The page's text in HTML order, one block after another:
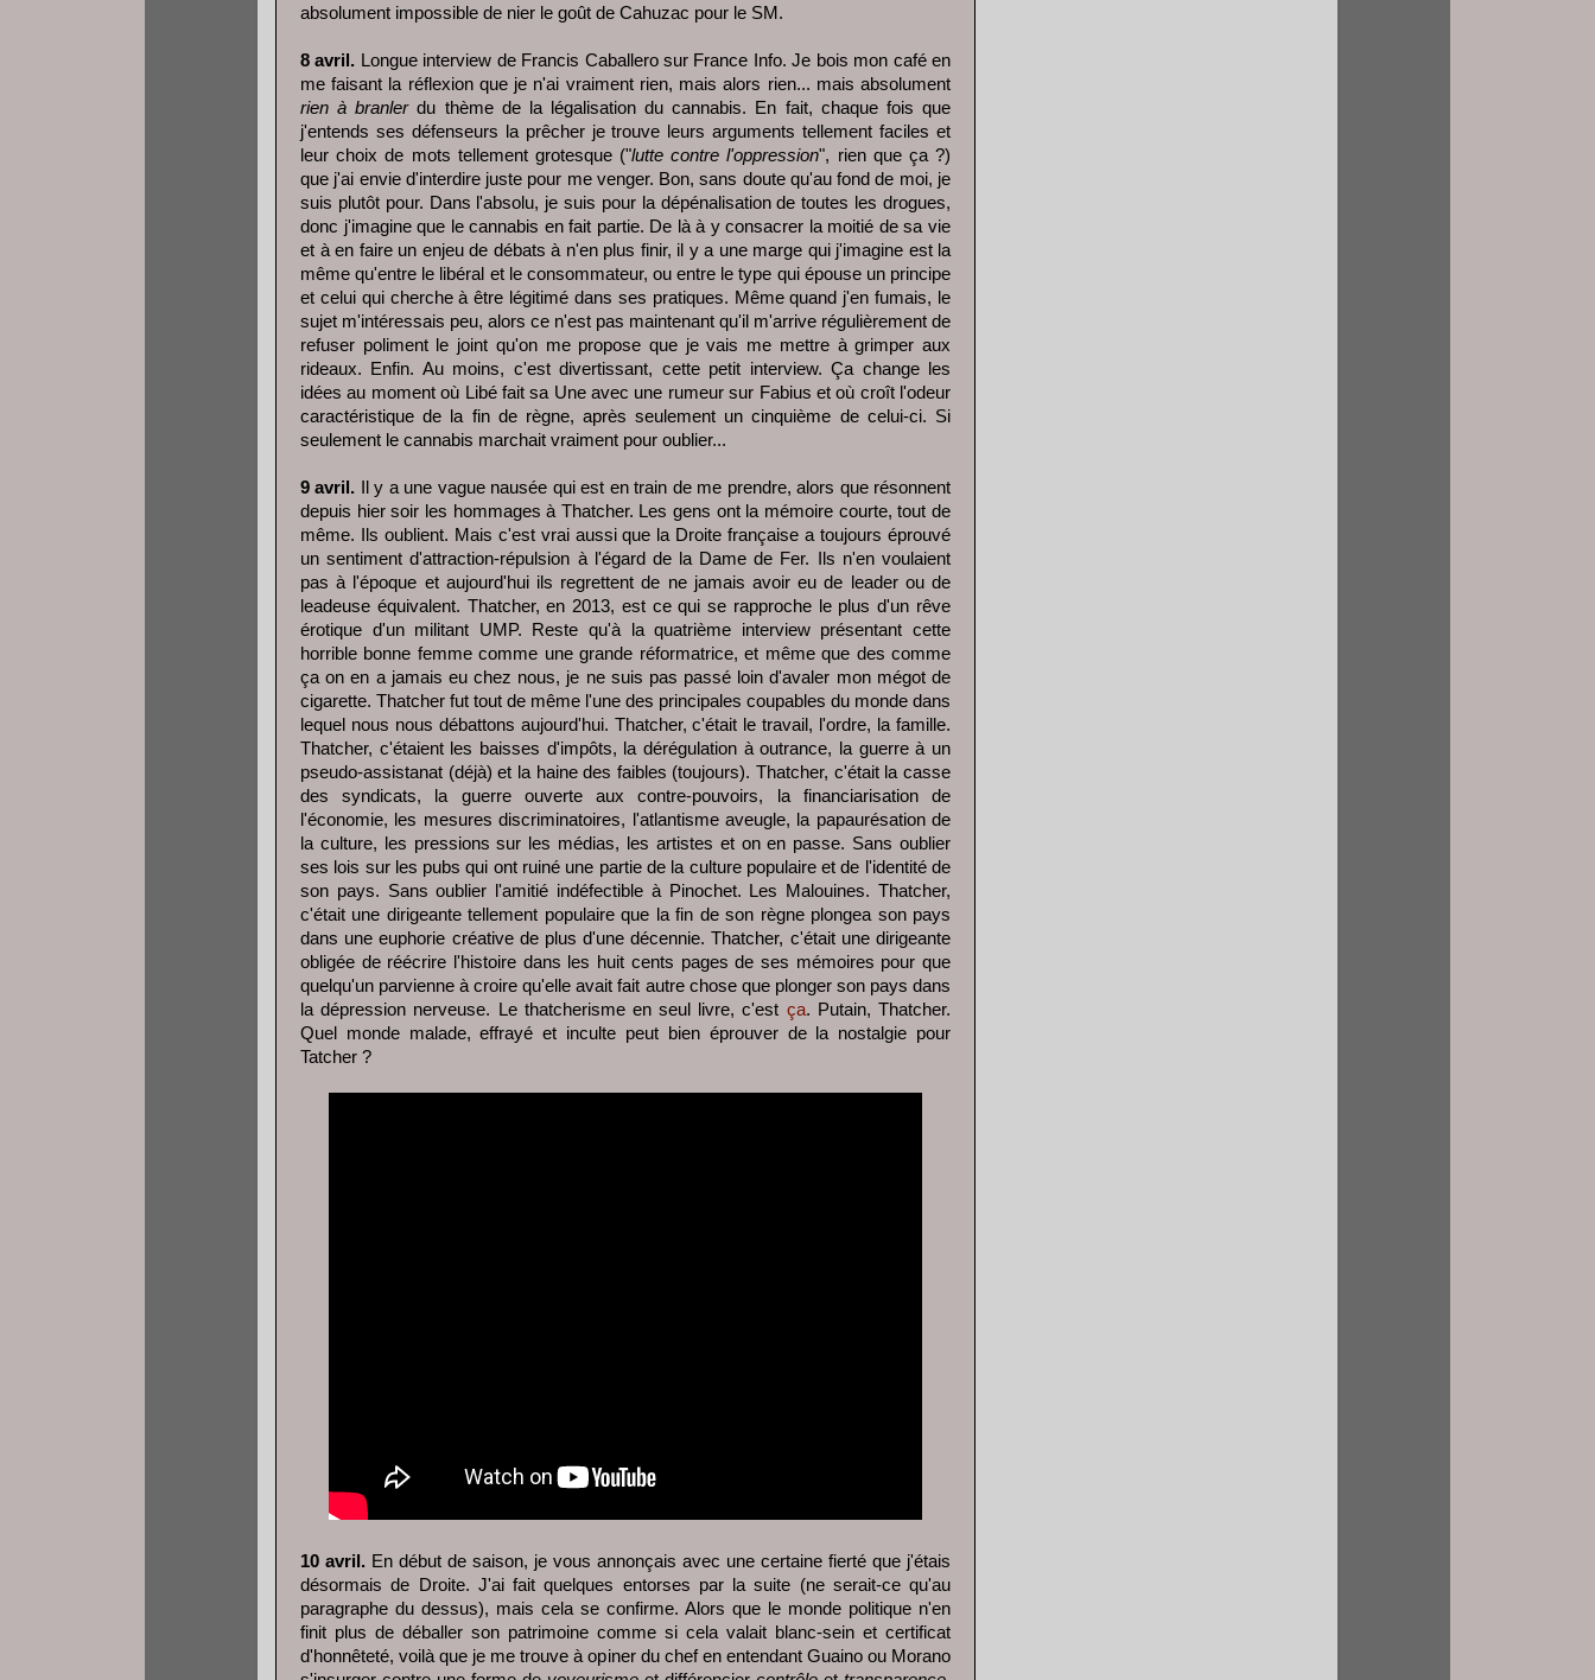
absolument impossible de nier le goût de Cahuzac pour le SM.
8 avril. Longue interview de Francis Caballero sur France Info. Je bois mon café en
me faisant la réflexion que je n'ai vraiment rien, mais alors rien... mais absolument
rien à branlerdu thème de la légalisation du cannabis. En fait, chaque fois que
j'entends ses défenseurs la prêcher je trouve leurs arguments tellement faciles et
leur choix de mots tellement grotesque ("lutte contre l'oppression", rien que ça ?)
que j'ai envie d'interdire juste pour me venger. Bon, sans doute qu'au fond de moi, je
suis plutôt pour. Dans l'absolu, je suis pour la dépénalisation de toutes les drogues,
donc j'imagine que le cannabis en fait partie. De là à y consacrer la moitié de sa vie
et à en faire un enjeu de débats à n'en plus finir, il y a une marge qui j'imagine est la
même qu'entre le libéral et le consommateur, ou entre le type qui épouse un principe
et celui qui cherche à être légitimé dans ses pratiques. Même quand j'en fumais, le
sujet m'intéressais peu, alors ce n'est pas maintenant qu'il m'arrive régulièrement de
refuser poliment le joint qu'on me propose que je vais me mettre à grimper aux
rideaux. Enfin. Au moins, c'est divertissant, cette petit interview. Ça change les
idées au moment où Libé fait sa Une avec une rumeur sur Fabius et où croît l'odeur
caractéristique de la fin de règne, après seulement un cinquième de celui-ci. Si
seulement le cannabis marchait vraiment pour oublier...
9 avril. Il y a une vague nausée qui est en train de me prendre, alors que résonnent
depuis hier soir les hommages à Thatcher. Les gens ont la mémoire courte, tout de
même. Ils oublient. Mais c'est vrai aussi que la Droite française a toujours éprouvé
un sentiment d'attraction-répulsion à l'égard de la Dame de Fer. Ils n'en voulaient
pas à l'époque et aujourd'hui ils regrettent de ne jamais avoir eu de leader ou de
leadeuse équivalent. Thatcher, en 2013, est ce qui se rapproche le plus d'un rêve
érotique d'un militant UMP. Reste qu'à la quatrième interview présentant cette
horrible bonne femme comme une grande réformatrice, et même que des comme
ça on en a jamais eu chez nous, je ne suis pas passé loin d'avaler mon mégot de
cigarette. Thatcher fut tout de même l'une des principales coupables du monde dans
lequel nous nous débattons aujourd'hui. Thatcher, c'était le travail, l'ordre, la famille.
Thatcher, c'étaient les baisses d'impôts, la dérégulation à outrance, la guerre à un
pseudo-assistanat (déjà) et la haine des faibles (toujours). Thatcher, c'était la casse
des syndicats, la guerre ouverte aux contre-pouvoirs, la financiarisation de
l'économie, les mesures discriminatoires, l'atlantisme aveugle, la papaurésation de
la culture, les pressions sur les médias, les artistes et on en passe. Sans oublier
ses lois sur les pubs qui ont ruiné une partie de la culture populaire et de l'identité de
son pays. Sans oublier l'amitié indéfectible à Pinochet. Les Malouines. Thatcher,
c'était une dirigeante tellement populaire que la fin de son règne plongea son pays
dans une euphorie créative de plus d'une décennie. Thatcher, c'était une dirigeante
obligée de réécrire l'histoire dans les huit cents pages de ses mémoires pour que
quelqu'un parvienne à croire qu'elle avait fait autre chose que plonger son pays dans
la dépression nerveuse. Le thatcherisme en seul livre, c'est ça. Putain, Thatcher.
Quel monde malade, effrayé et inculte peut bien éprouver de la nostalgie pour
Tatcher ?
10 avril. En début de saison, je vous annonçais avec une certaine fierté que j'étais
désormais de Droite. J'ai fait quelques entorses par la suite (ne serait-ce qu'au
paragraphe du dessus), mais cela se confirme. Alors que le monde politique n'en
finit plus de déballer son patrimoine comme si cela valait blanc-sein et certificat
d'honnêteté, voilà que je me trouve à opiner du chef en entendant Guaino ou Morano